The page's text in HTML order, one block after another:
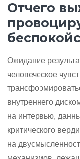
Отчего
Ожидание
человеческое
внутреннего
на интервью,
критического
на